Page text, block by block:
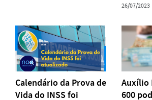
26/07/2023
Calendário da Prova de
Vida do INSS foi
Auxílio
600